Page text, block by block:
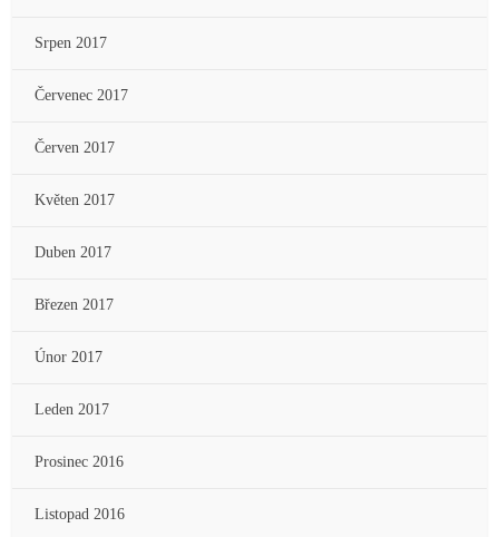
Srpen 2017
Červenec 2017
Červen 2017
Květen 2017
Duben 2017
Březen 2017
Únor 2017
Leden 2017
Prosinec 2016
Listopad 2016